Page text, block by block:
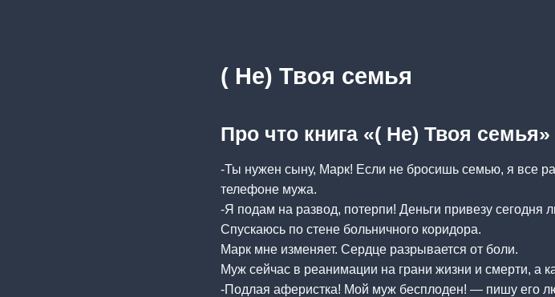
( Не) Твоя семья
Про что книга «( Не) Твоя семья»
-Ты нужен сыну, Марк! Если не бросишь семью, я все
телефоне мужа.
-Я подам на развод, потерпи! Деньги привезу
Спускаюсь по стене больничного коридора.
Марк мне изменяет. Сердце разрывается от боли.
Муж сейчас в реанимации на грани жизни и смерти, а
-Подлая аферистка! Мой муж бесплоден! — пишу его